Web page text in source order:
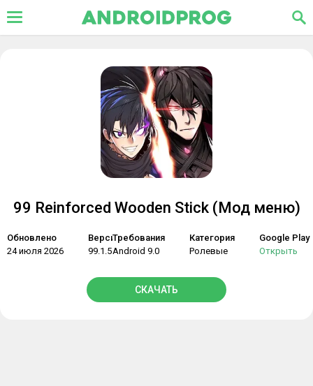
99 Reinforced Wooden Stick (Мод меню)
Обновлено
24 июля 2026
Версия
99.1.54
Требования
Android 9.0
Категория
Ролевые
Google Play
Открыть
СКАЧАТЬ